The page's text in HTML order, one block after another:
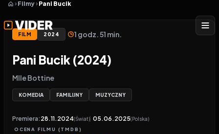
Filmy Pani Bucik
FILM 2024 1 godz. 51 min.
Pani Bucik (2024)
Mlle Bottine
KOMEDIA FAMILIJNY MUZYCZNY
Premiera: 28.11.2024(Świat) 05.06.2025(Polska)
OCENA FILMU (TMDB)